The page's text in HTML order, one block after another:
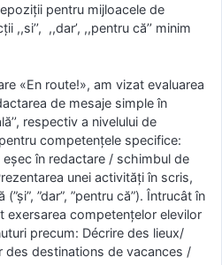
pentru mijloacele de
,,si’’, ,,dar’, ,,pentru că’’ minim
«En route!», am vizat evaluarea
de mesaje simple în
respectiv a nivelului de
competenţele specifice:
eșec în redactare / schimbul de
unei activități în scris,
”dar”, ”pentru că”). Întrucât în
exersarea competenţelor elevilor
precum: Décrire des lieux/
des destinations de vacances /